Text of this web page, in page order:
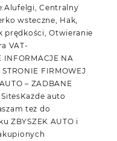
Centralny
wsteczne, Hak,
prędkości, Otwieranie
VAT-
INFORMACJE NA
FIRMOWEJ
– ZADBANE
auto
też do
ZBYSZEK AUTO i